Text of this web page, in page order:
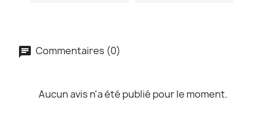
Commentaires (0)
Aucun avis n'a été publié pour le moment.